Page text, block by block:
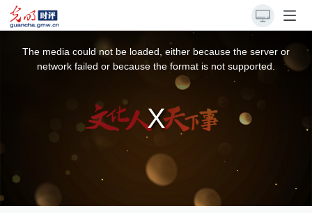
The media could not be loaded, either because the server or
network failed or because the format is not supported.